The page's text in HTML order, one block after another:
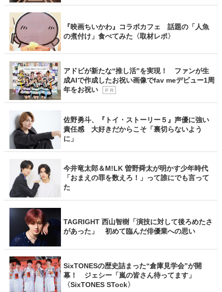
『映画ちいかわ』コラボカフェ 話題の「人魚
の煮付け」食べてみた〈取材レポ〉
アドビが新たな“推し活”を実現！ ファンが生
成AIで作成したお祝い画像でfav meデビュー1周
年をお祝い
P R
佐野勇斗、『トイ・ストーリー５』声優に強い
責任感 大好きだからこそ「裏切らないよう
に」
今井竜太郎＆M!LK 曽野舜太が明かす少年時代
「おまえの罪を数えろ！」って誰にでも言って
た
TAGRIGHT 西山智樹「演技に対して後ろめたさ
があった」 初めて臨んだ俳優業への思い
SixTONESの歴史詰まった“倉庫見学会”が開
幕！ ジェシー「嵐の皆さん待ってます」
〈SixTONES STock〉